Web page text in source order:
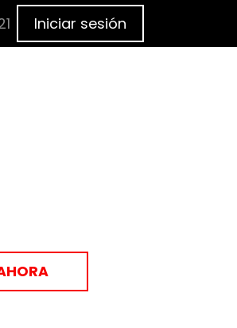
Cita Iniciar sesión